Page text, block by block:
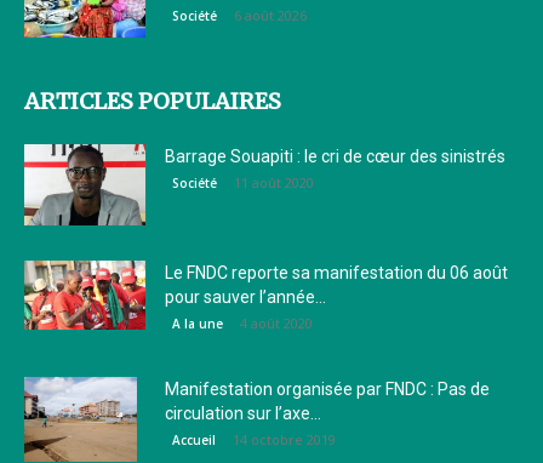
Société 6 août 2026
ARTICLES POPULAIRES
Barrage Souapiti : le cri de cœur des sinistrés
Société 11 août 2020
Le FNDC reporte sa manifestation du 06 août
pour sauver l’année...
A la une 4 août 2020
Manifestation organisée par FNDC : Pas de
circulation sur l’axe...
Accueil 14 octobre 2019